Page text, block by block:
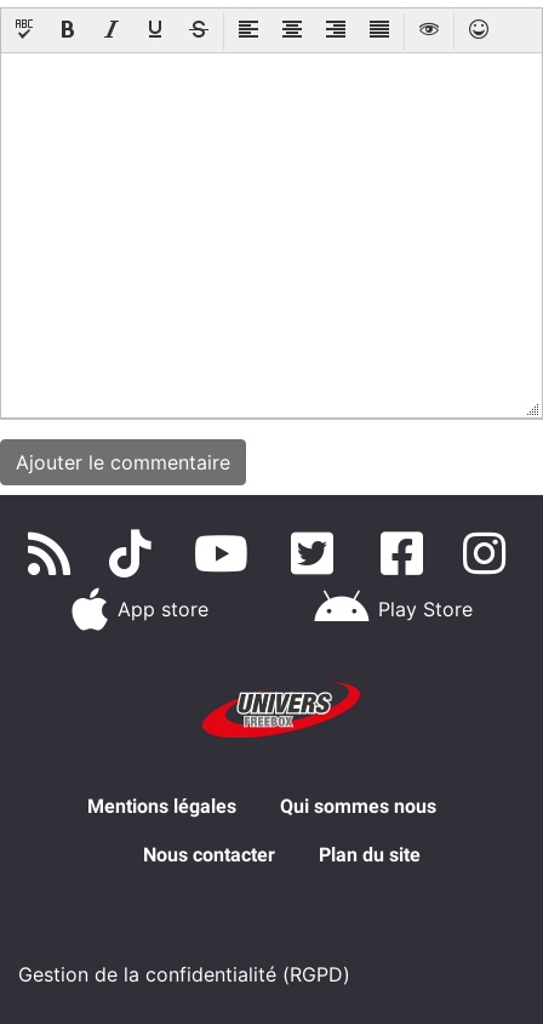
App store Play Store
Mentions légales Qui sommes nous
Nous contacter Plan du site
Gestion de la confidentialité (RGPD)